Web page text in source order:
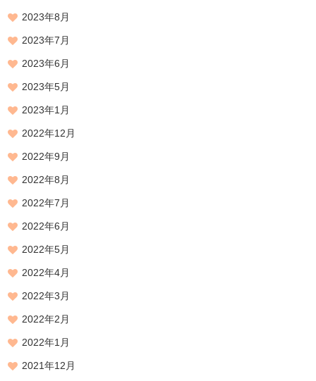
2023年8月
2023年7月
2023年6月
2023年5月
2023年1月
2022年12月
2022年9月
2022年8月
2022年7月
2022年6月
2022年5月
2022年4月
2022年3月
2022年2月
2022年1月
2021年12月